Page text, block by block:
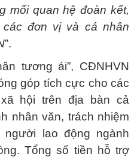
mối quan hệ đoàn kết,
đơn vị và cá nhân
”.
tương ái”, CĐNHVN
góp tích cực cho các
hội trên địa bàn cả
nhân văn, trách nhiệm
lao động ngành
Tổng số tiền hỗ trợ